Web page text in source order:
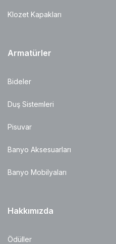
Klozet Kapakları
Armatürler
Bideler
Duş Sistemleri
Pisuvar
Banyo Aksesuarları
Banyo Mobilyaları
Hakkımızda
Ödüller